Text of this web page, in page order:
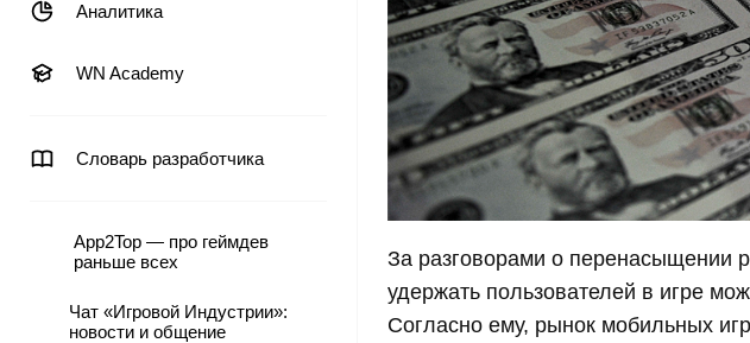
Аналитика
WN Academy
Словарь разработчика
App2Top — про геймдев
раньше всех
Чат «Игровой Индустрии»:
новости и общение
За разговорами о перенасыщении
удержать пользователей в игре
Согласно ему, рынок мобильных